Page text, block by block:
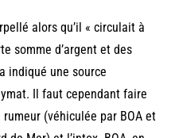
alors qu’il « circulait à
somme d’argent et des
indiqué une source
Il faut cependant faire
(véhiculée par BOA et